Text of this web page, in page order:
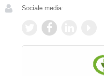
Sociale media: